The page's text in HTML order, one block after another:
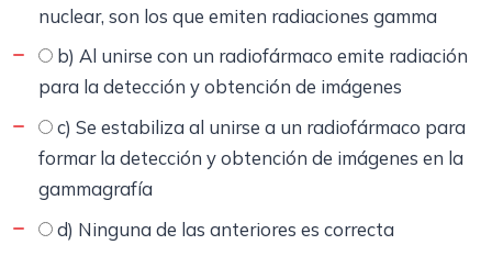
nuclear, son los que emiten radiaciones gamma
b) Al unirse con un radiofármaco emite radiación
para la detección y obtención de imágenes
c) Se estabiliza al unirse a un radiofármaco para
formar la detección y obtención de imágenes en la
gammagrafía
d) Ninguna de las anteriores es correcta